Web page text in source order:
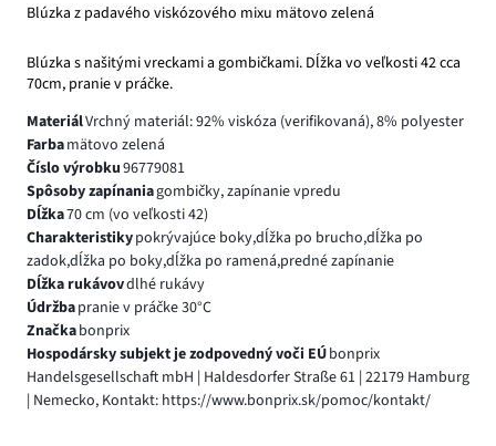
Blúzka z padavého viskózového mixu mätovo zelená
Blúzka s našitými vreckami a gombičkami. Dĺžka vo veľkosti 42 cca
70cm, pranie v práčke.
MateriálVrchný materiál: 92% viskóza (verifikovaná), 8% polyester
Farbamätovo zelená
Číslo výrobku96779081
Spôsoby zapínaniagombičky, zapínanie vpredu
Dĺžka70 cm (vo veľkosti 42)
Charakteristikypokrývajúce boky,dĺžka po brucho,dĺžka po
zadok,dĺžka po boky,dĺžka po ramená,predné zapínanie
Dĺžka rukávovdlhé rukávy
Údržbapranie v práčke 30°C
Značkabonprix
Hospodársky subjekt je zodpovedný voči EÚbonprix
Handelsgesellschaft mbH | Haldesdorfer Straße 61 | 22179 Hamburg
| Nemecko, Kontakt: https://www.bonprix.sk/pomoc/kontakt/